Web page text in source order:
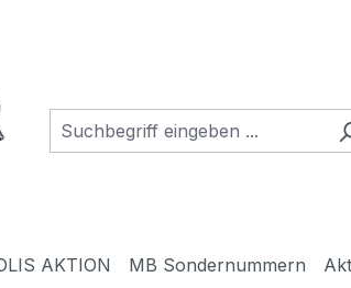
AKTION MB Sondernummern